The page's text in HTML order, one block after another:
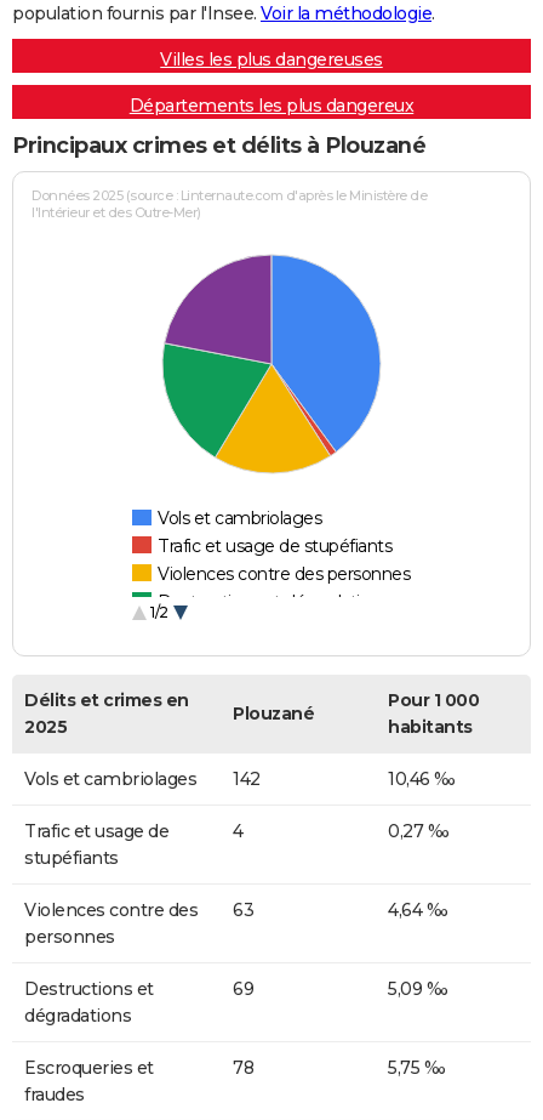
population fournis par l'Insee. Voir la méthodologie.
Villes les plus dangereuses
Départements les plus dangereux
Principaux crimes et délits à Plouzané
Données 2025 (source : Linternaute.com d'après le Ministère de
l'Intérieur et des Outre-Mer)
Vols et cambriolages
Trafic et usage de stupéfiants
Violences contre des personnes
Destructions et dégradations
1/2
Délits et crimes en
2025
Plouzané
Pour 1 000
habitants
Vols et cambriolages 142 10,46 ‰
Trafic et usage de
stupéfiants
4 0,27 ‰
Violences contre des
personnes
63 4,64 ‰
Destructions et
dégradations
69 5,09 ‰
Escroqueries et
fraudes
78 5,75 ‰